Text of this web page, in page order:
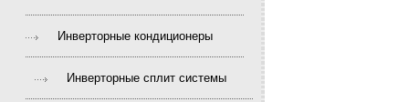
Инверторные кондиционеры
Инверторные сплит системы